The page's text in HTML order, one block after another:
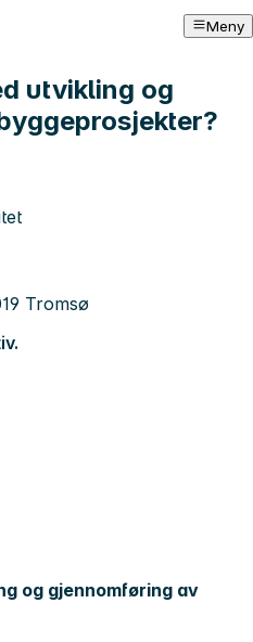
Meny
utvikling og
Tromsø
og gjennomføring av